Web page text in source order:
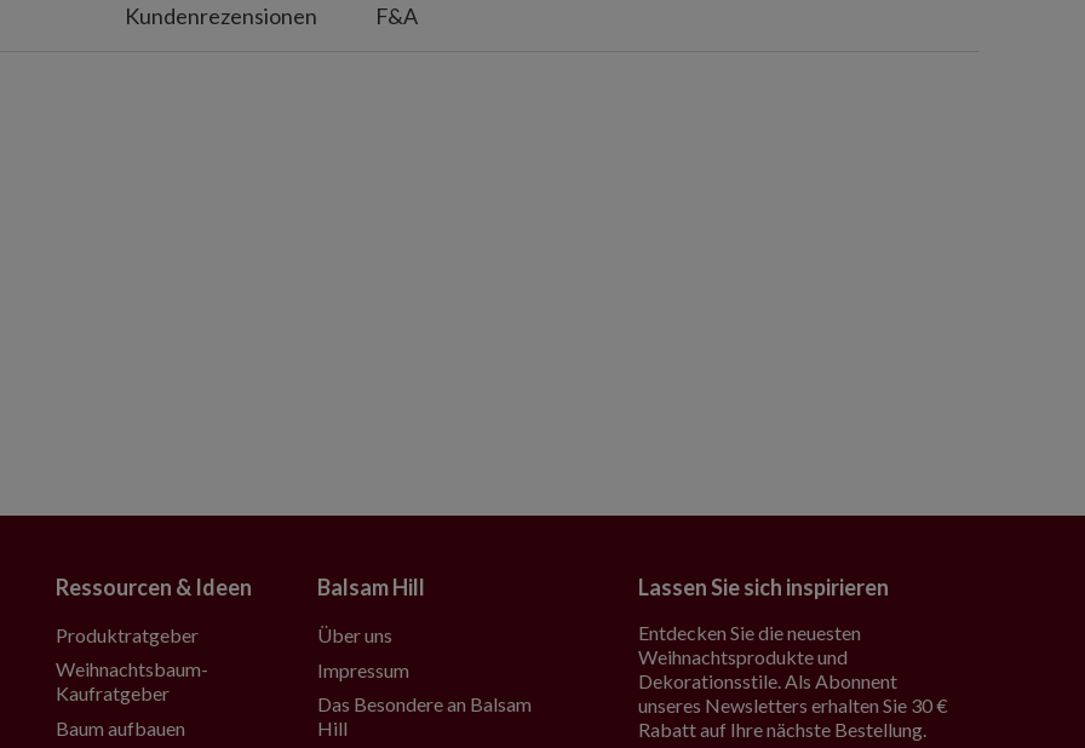
Kundenrezensionen F&A
Ressourcen & Ideen
Produktratgeber
Weihnachtsbaum-
Kaufratgeber
Baum aufbauen
Balsam Hill
Über uns
Impressum
Das Besondere an Balsam
Hill
Lassen Sie sich inspirieren
Entdecken Sie die neuesten
Weihnachtsprodukte und
Dekorationsstile. Als Abonnent
unseres Newsletters erhalten Sie 30 €
Rabatt auf Ihre nächste Bestellung.